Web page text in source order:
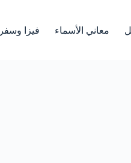
معاني الأسماء فيزا وسفر